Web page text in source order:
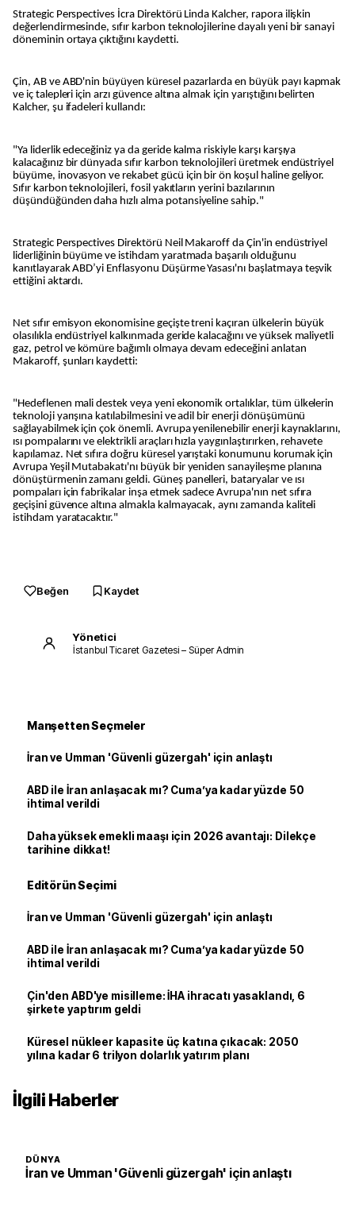
Strategic Perspectives İcra Direktörü Linda Kalcher, rapora ilişkin
değerlendirmesinde, sıfır karbon teknolojilerine dayalı yeni bir sanayi
döneminin ortaya çıktığını kaydetti.
Çin, AB ve ABD'nin büyüyen küresel pazarlarda en büyük payı kapmak
ve iç talepleri için arzı güvence altına almak için yarıştığını belirten
Kalcher, şu ifadeleri kullandı:
"Ya liderlik edeceğiniz ya da geride kalma riskiyle karşı karşıya
kalacağınız bir dünyada sıfır karbon teknolojileri üretmek endüstriyel
büyüme, inovasyon ve rekabet gücü için bir ön koşul haline geliyor.
Sıfır karbon teknolojileri, fosil yakıtların yerini bazılarının
düşündüğünden daha hızlı alma potansiyeline sahip."
Strategic Perspectives Direktörü Neil Makaroff da Çin'in endüstriyel
liderliğinin büyüme ve istihdam yaratmada başarılı olduğunu
kanıtlayarak ABD’yi Enflasyonu Düşürme Yasası'nı başlatmaya teşvik
ettiğini aktardı.
Net sıfır emisyon ekonomisine geçişte treni kaçıran ülkelerin büyük
olasılıkla endüstriyel kalkınmada geride kalacağını ve yüksek maliyetli
gaz, petrol ve kömüre bağımlı olmaya devam edeceğini anlatan
Makaroff, şunları kaydetti:
"Hedeflenen mali destek veya yeni ekonomik ortalıklar, tüm ülkelerin
teknoloji yarışına katılabilmesini ve adil bir enerji dönüşümünü
sağlayabilmek için çok önemli. Avrupa yenilenebilir enerji kaynaklarını,
ısı pompalarını ve elektrikli araçları hızla yaygınlaştırırken, rehavete
kapılamaz. Net sıfıra doğru küresel yarıştaki konumunu korumak için
Avrupa Yeşil Mutabakatı'nı büyük bir yeniden sanayileşme planına
dönüştürmenin zamanı geldi. Güneş panelleri, bataryalar ve ısı
pompaları için fabrikalar inşa etmek sadece Avrupa'nın net sıfıra
geçişini güvence altına almakla kalmayacak, aynı zamanda kaliteli
istihdam yaratacaktır."
Beğen Kaydet
Yönetici
İstanbul Ticaret Gazetesi – Süper Admin
Manşetten Seçmeler
İran ve Umman 'Güvenli güzergah' için anlaştı
ABD ile İran anlaşacak mı? Cuma’ya kadar yüzde 50
ihtimal verildi
Daha yüksek emekli maaşı için 2026 avantajı: Dilekçe
tarihine dikkat!
Editörün Seçimi
İran ve Umman 'Güvenli güzergah' için anlaştı
ABD ile İran anlaşacak mı? Cuma’ya kadar yüzde 50
ihtimal verildi
Çin'den ABD'ye misilleme: İHA ihracatı yasaklandı, 6
şirkete yaptırım geldi
Küresel nükleer kapasite üç katına çıkacak: 2050
yılına kadar 6 trilyon dolarlık yatırım planı
İlgili Haberler
DÜNYA
İran ve Umman 'Güvenli güzergah' için anlaştı